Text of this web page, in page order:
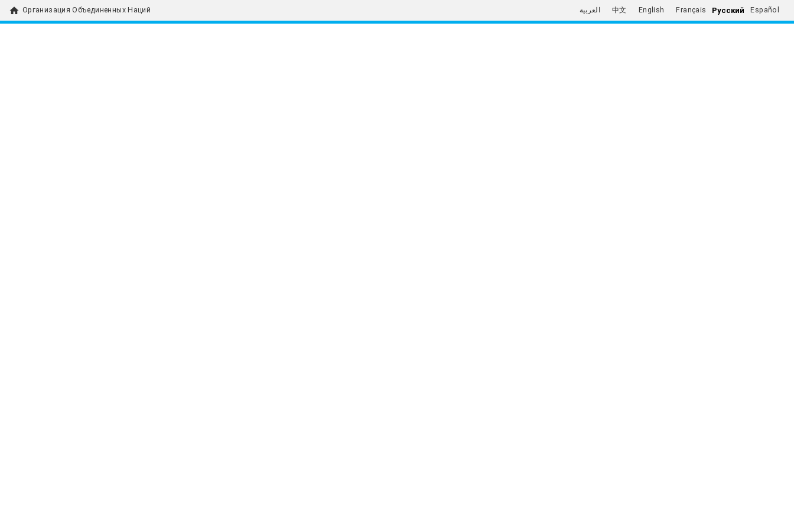
home Организация Объединенных Наций العربية 中文 English Français Русский Español